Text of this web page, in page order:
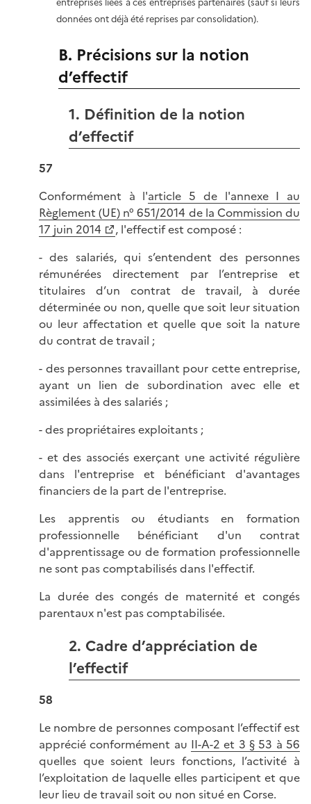
entreprises liées à ces entreprises partenaires (sauf si leurs
données ont déjà été reprises par consolidation).
B. Précisions sur la notion
d’effectif
1. Définition de la notion
d’effectif
57
Conformément à l'article 5 de l'annexe I au
Règlement (UE) n° 651/2014 de la Commission du
17 juin 2014
, l'effectif est composé :
- des salariés, qui s’entendent des personnes
rémunérées directement par l’entreprise et
titulaires d’un contrat de travail, à durée
déterminée ou non, quelle que soit leur situation
ou leur affectation et quelle que soit la nature
du contrat de travail ;
- des personnes travaillant pour cette entreprise,
ayant un lien de subordination avec elle et
assimilées à des salariés ;
- des propriétaires exploitants ;
- et des associés exerçant une activité régulière
dans l'entreprise et bénéficiant d'avantages
financiers de la part de l'entreprise.
Les apprentis ou étudiants en formation
professionnelle bénéficiant d'un contrat
d'apprentissage ou de formation professionnelle
ne sont pas comptabilisés dans l'effectif.
La durée des congés de maternité et congés
parentaux n'est pas comptabilisée.
2. Cadre d’appréciation de
l’effectif
58
Le nombre de personnes composant l’effectif est
apprécié conformément au II-A-2 et 3 § 53 à 56
quelles que soient leurs fonctions, l’activité à
l’exploitation de laquelle elles participent et que
leur lieu de travail soit ou non situé en Corse.